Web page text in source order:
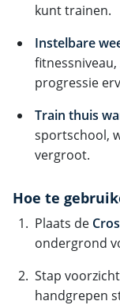
kunt trainen.
Instelbare
progressie
Train thuis
sportschool,
vergroot.
Hoe te
Plaats de
ondergrond
Stap
handgrepen